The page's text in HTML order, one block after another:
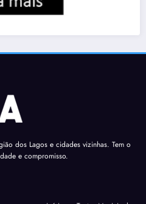
dos Lagos e cidades vizinhas. Tem o
e compromisso.